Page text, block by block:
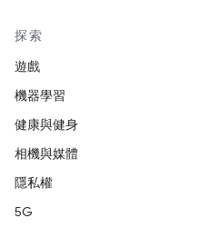
探索
遊戲
機器學習
健康與健身
相機與媒體
隱私權
5G